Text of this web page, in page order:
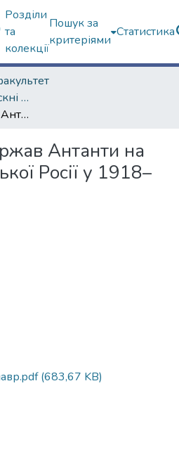
Розділи
та
колекції
Пошук за
критеріями
Статистика
Кваліфікаційні випускні роботи бакалаврів. Історичний факультет
Інтервенція держав Антанти на півночі радянської Росії у 1918–1919 рр.
Антанти на
Росії у 1918–
(683,67 KB)